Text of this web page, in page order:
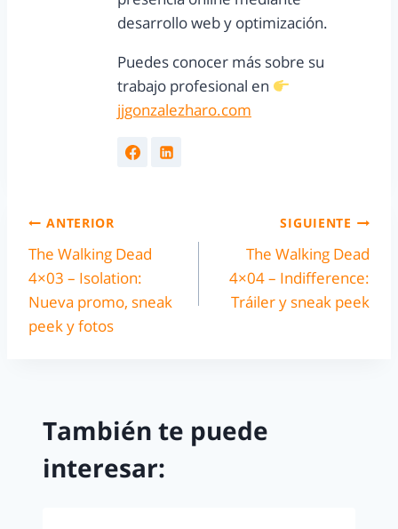
desarrollo web y optimización.
Puedes conocer más sobre su
trabajo profesional en
jjgonzalezharo.com
ANTERIOR
The Walking Dead
4×03 – Isolation:
Nueva promo, sneak
peek y fotos
SIGUIENTE
The Walking Dead
4×04 – Indifference:
Tráiler y sneak peek
También te puede
interesar: